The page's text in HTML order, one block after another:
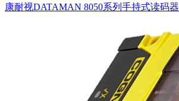
康耐视DATAMAN 8050系列手持式读码器